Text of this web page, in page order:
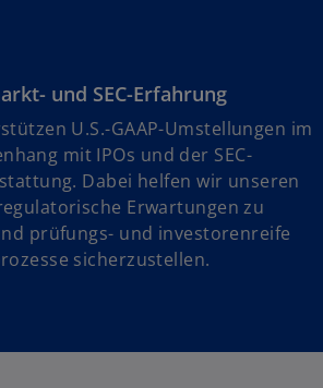
n
t
und SEC-Erfahrung
U.S.-GAAP-Umstellungen im
mit IPOs und der SEC-
Dabei helfen wir unseren
Erwartungen zu
prüfungs- und investorenreife
sicherzustellen.